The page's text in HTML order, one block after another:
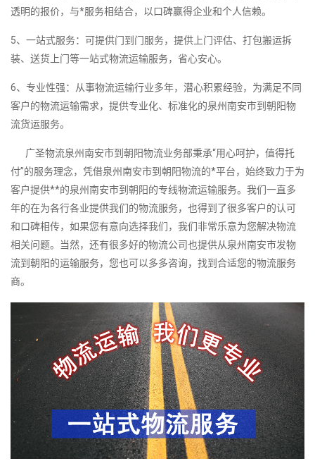
透明的报价，与*服务相结合，以口碑赢得企业和个人信赖。
5、一站式服务：可提供门到门服务，提供上门评估、打包搬运拆
装、送货上门等一站式物流运输服务，省心安心。
6、专业性强：从事物流运输行业多年，潜心积累经验，为满足不同
客户的物流运输需求，提供专业化、标准化的泉州南安市到朝阳物
流货运服务。
广圣物流泉州南安市到朝阳物流业务部秉承“用心呵护，值得托
付”的服务理念，凭借泉州南安市到朝阳物流的*平台，始终致力于为
客户提供**的泉州南安市到朝阳的专线物流运输服务。我们一直多
年的在为各行各业提供我们的物流服务，也得到了很多客户的认可
和口碑相传，如果您有意向选择我们，我们非常乐意为您解决物流
相关问题。当然，还有很多好的物流公司也提供从泉州南安市发物
流到朝阳的运输服务，您也可以多多咨询，找到合适您的物流服务
商。